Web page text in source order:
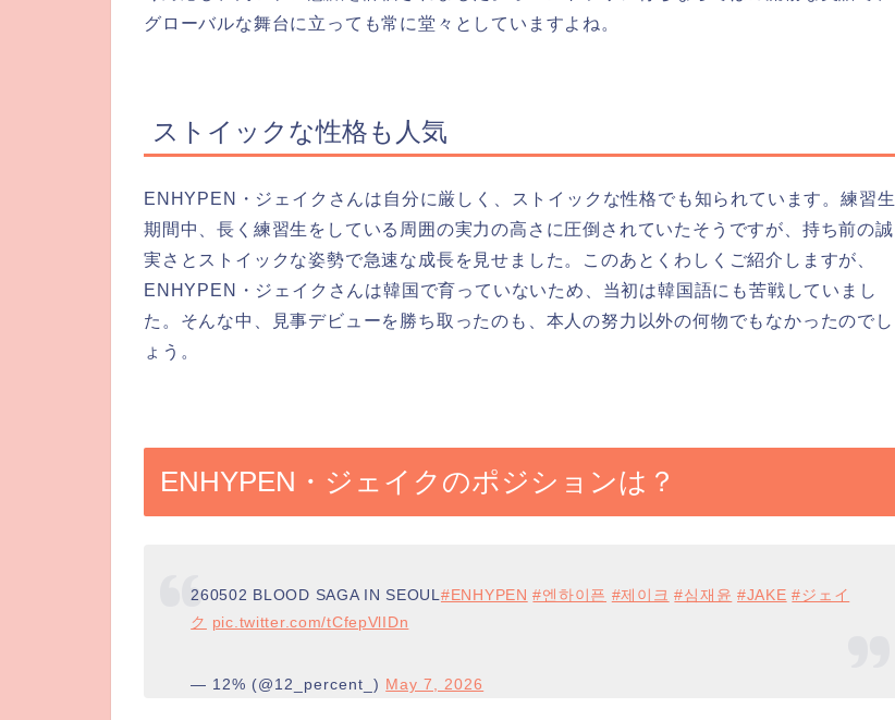
グローバルな舞台に立っても常に堂々としていますよね。
ストイックな性格も人気
ENHYPEN・ジェイクさんは自分に厳しく、ストイックな性格でも知られています。練習生
期間中、長く練習生をしている周囲の実力の高さに圧倒されていたそうですが、持ち前の誠
実さとストイックな姿勢で急速な成長を見せました。このあとくわしくご紹介しますが、
ENHYPEN・ジェイクさんは韓国で育っていないため、当初は韓国語にも苦戦していまし
た。そんな中、見事デビューを勝ち取ったのも、本人の努力以外の何物でもなかったのでし
ょう。
ENHYPEN・ジェイクのポジションは？
260502 BLOOD SAGA IN SEOUL #ENHYPEN #엔하이픈 #제이크 #심재윤 #JAKE #ジェイ
ク pic.twitter.com/tCfepVlIDn
— 12% (@12_percent_) May 7, 2026